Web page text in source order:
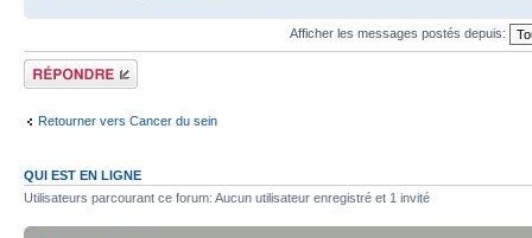
Afficher les messages postés depuis:
Répondre
Retourner vers Cancer du sein
QUI EST EN LIGNE
Utilisateurs parcourant ce forum: Aucun utilisateur enregistré et 1 invité